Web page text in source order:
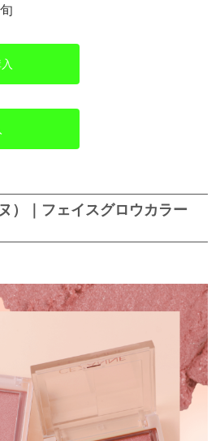
）｜フェイスグロウカラー